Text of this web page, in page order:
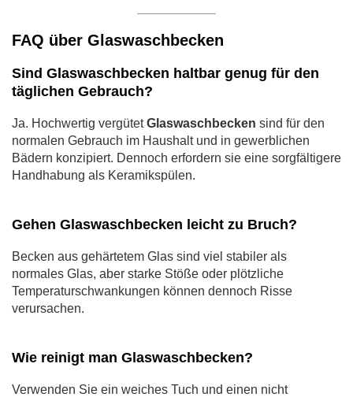
FAQ über Glaswaschbecken
Sind Glaswaschbecken haltbar genug für den
täglichen Gebrauch?
Ja. Hochwertig vergütetGlaswaschbecken sind für den
normalen Gebrauch im Haushalt und in gewerblichen
Bädern konzipiert. Dennoch erfordern sie eine sorgfältigere
Handhabung als Keramikspülen.
Gehen Glaswaschbecken leicht zu Bruch?
Becken aus gehärtetem Glas sind viel stabiler als
normales Glas, aber starke Stöße oder plötzliche
Temperaturschwankungen können dennoch Risse
verursachen.
Wie reinigt man Glaswaschbecken?
Verwenden Sie ein weiches Tuch und einen nicht